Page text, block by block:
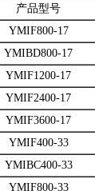
产品型号
YMIF800-17
YMIBD800-17
YMIF1200-17
YMIF2400-17
YMIF3600-17
YMIF400-33
YMIBC400-33
YMIF800-33